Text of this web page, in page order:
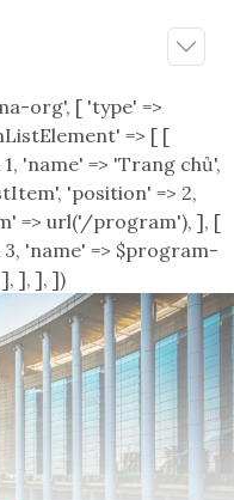
org', [ 'type' =>
=> [ [
'name' => 'Trang chủ',
'position' => 2,
=> url('/program'), ], [
'name' => $program-
], ], ])